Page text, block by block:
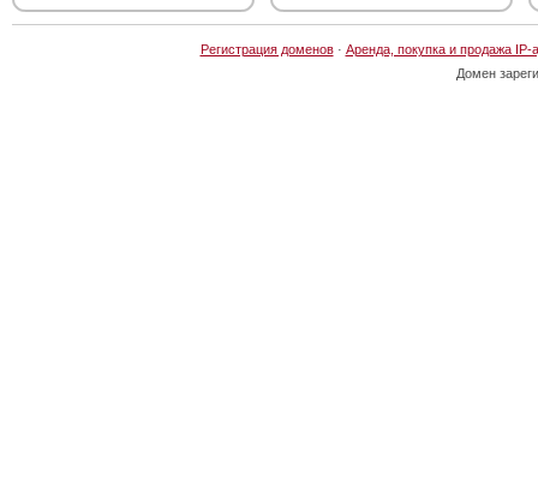
Регистрация доменов· Аренда, покупка и продажа IP-
Домен